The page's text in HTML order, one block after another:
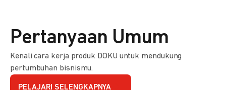
Pertanyaan Umum
Kenali cara kerja produk DOKU untuk mendukung
pertumbuhan bisnismu.
PELAJARI SELENGKAPNYA